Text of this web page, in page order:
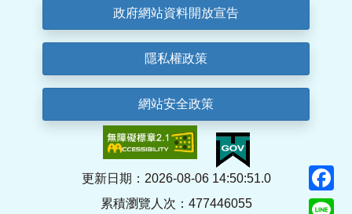
政府網站資料開放宣告
隱私權政策
網站安全政策
更新日期：2026-08-06 14:50:51.0
累積瀏覽人次：477446055